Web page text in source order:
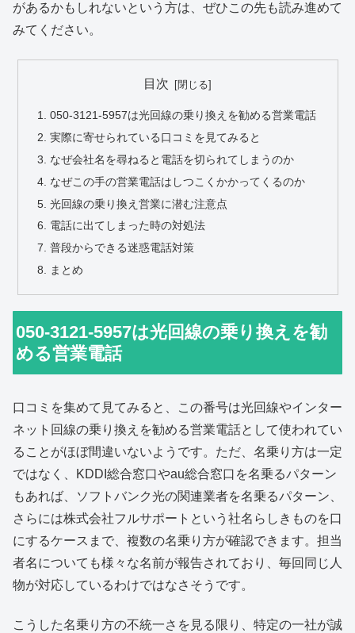
があるかもしれないという方は、ぜひこの先も読み進めて
みてください。
目次
050-3121-5957は光回線の乗り換えを勧める営業電話
実際に寄せられている口コミを見てみると
なぜ会社名を尋ねると電話を切られてしまうのか
なぜこの手の営業電話はしつこくかかってくるのか
光回線の乗り換え営業に潜む注意点
電話に出てしまった時の対処法
普段からできる迷惑電話対策
まとめ
050-3121-5957は光回線の乗り換えを勧
める営業電話
口コミを集めて見てみると、この番号は光回線やインター
ネット回線の乗り換えを勧める営業電話として使われてい
ることがほぼ間違いないようです。ただ、名乗り方は一定
ではなく、KDDI総合窓口やau総合窓口を名乗るパターン
もあれば、ソフトバンク光の関連業者を名乗るパターン、
さらには株式会社フルサポートという社名らしきものを口
にするケースまで、複数の名乗り方が確認できます。担当
者名についても様々な名前が報告されており、毎回同じ人
物が対応しているわけではなさそうです。
こうした名乗り方の不統一さを見る限り、特定の一社が誠